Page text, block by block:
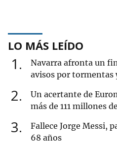
LO MÁS LEÍDO
1
Navarra afronta un
avisos por tormentas
2
Un acertante de
más de 111 millones
3
Fallece Jorge Messi,
68 años